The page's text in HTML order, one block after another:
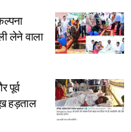
लेने वाला
पूर्व
हड़ताल